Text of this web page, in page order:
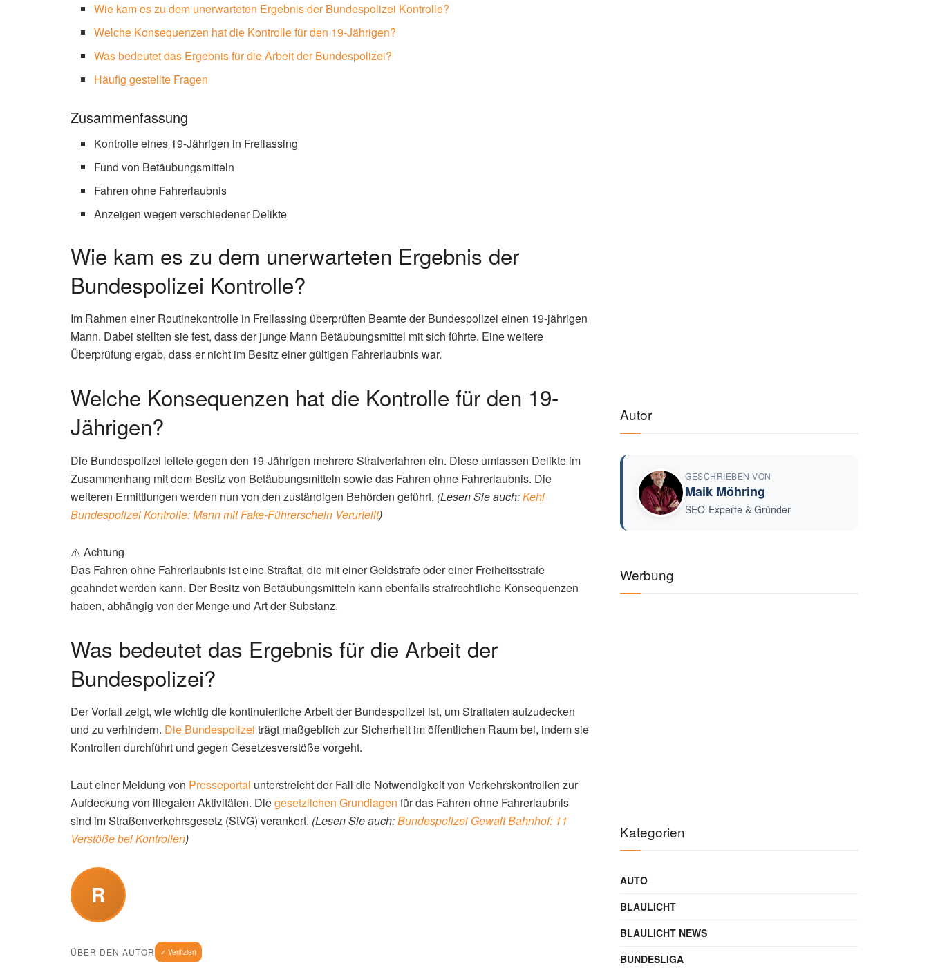
Wie kam es zu dem unerwarteten Ergebnis der Bundespolizei Kontrolle?
Welche Konsequenzen hat die Kontrolle für den 19-Jährigen?
Was bedeutet das Ergebnis für die Arbeit der Bundespolizei?
Häufig gestellte Fragen
Zusammenfassung
Kontrolle eines 19-Jährigen in Freilassing
Fund von Betäubungsmitteln
Fahren ohne Fahrerlaubnis
Anzeigen wegen verschiedener Delikte
Wie kam es zu dem unerwarteten Ergebnis der
Bundespolizei Kontrolle?
Im Rahmen einer Routinekontrolle in Freilassing überprüften Beamte der Bundespolizei einen 19-jährigen
Mann. Dabei stellten sie fest, dass der junge Mann Betäubungsmittel mit sich führte. Eine weitere
Überprüfung ergab, dass er nicht im Besitz einer gültigen Fahrerlaubnis war.
Welche Konsequenzen hat die Kontrolle für den 19-
Jährigen?
Die Bundespolizei leitete gegen den 19-Jährigen mehrere Strafverfahren ein. Diese umfassen Delikte im
Zusammenhang mit dem Besitz von Betäubungsmitteln sowie das Fahren ohne Fahrerlaubnis. Die
weiteren Ermittlungen werden nun von den zuständigen Behörden geführt. (Lesen Sie auch:Kehl
Bundespolizei Kontrolle: Mann mit Fake-Führerschein Verurteilt)
⚠️ Achtung
Das Fahren ohne Fahrerlaubnis ist eine Straftat, die mit einer Geldstrafe oder einer Freiheitsstrafe
geahndet werden kann. Der Besitz von Betäubungsmitteln kann ebenfalls strafrechtliche Konsequenzen
haben, abhängig von der Menge und Art der Substanz.
Was bedeutet das Ergebnis für die Arbeit der
Bundespolizei?
Der Vorfall zeigt, wie wichtig die kontinuierliche Arbeit der Bundespolizei ist, um Straftaten aufzudecken
und zu verhindern. Die Bundespolizei trägt maßgeblich zur Sicherheit im öffentlichen Raum bei, indem sie
Kontrollen durchführt und gegen Gesetzesverstöße vorgeht.
Laut einer Meldung von Presseportal unterstreicht der Fall die Notwendigkeit von Verkehrskontrollen zur
Aufdeckung von illegalen Aktivitäten. Diegesetzlichen Grundlagen für das Fahren ohne Fahrerlaubnis
sind im Straßenverkehrsgesetz (StVG) verankert. (Lesen Sie auch:Bundespolizei Gewalt Bahnhof: 11
Verstöße bei Kontrollen)
R
ÜBER DEN AUTOR ✓ Verifiziert
Autor
GESCHRIEBEN VON
Maik Möhring
SEO-Experte & Gründer
Werbung
Kategorien
AUTO
BLAULICHT
BLAULICHT NEWS
BUNDESLIGA